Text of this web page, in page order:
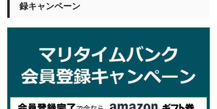
録キャンペーン